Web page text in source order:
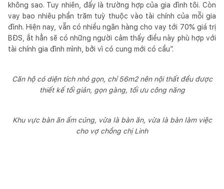
không sao. Tuy nhiên, đấy là trường hợp của gia đình tôi. Còn
vay bao nhiêu phần trăm tuỳ thuộc vào tài chính của mỗi gia
đình. Hiện nay, vẫn có nhiều ngân hàng cho vay tới 70% giá trị
BĐS, ắt hẳn sẽ có những người cảm thấy điều này phù hợp với
tài chính gia đình mình, bởi vì có cung mới có cầu”.
Căn hộ có diện tích nhỏ gọn, chỉ 56m2 nên nội thất đều được
thiết kế tối giản, gọn gàng, tối ưu công năng
Khu vực bàn ăn ấm cúng, vừa là bàn ăn, vừa là bàn làm việc
cho vợ chồng chị Linh